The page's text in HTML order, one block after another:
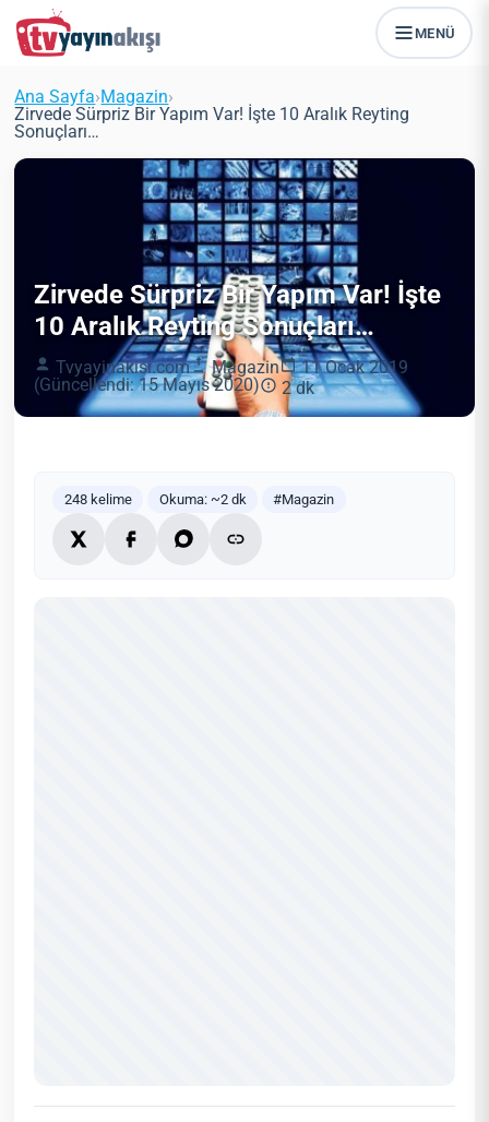
MENÜ
Ana Sayfa›Magazin›
Zirvede Sürpriz Bir Yapım Var! İşte 10 Aralık Reyting
Sonuçları…
Zirvede Sürpriz Bir Yapım Var! İşte
10 Aralık Reyting Sonuçları…
Tvyayinakisi.com Magazin
11 Ocak 2019
(Güncellendi: 15 Mayıs 2020)
2 dk
248 kelime Okuma: ~2 dk #Magazin